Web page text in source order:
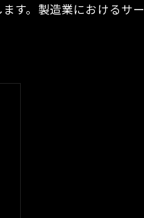
す。製造業におけるサー